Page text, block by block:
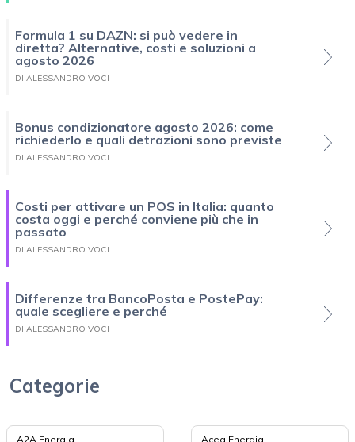
Formula 1 su DAZN: si può vedere in
diretta? Alternative, costi e soluzioni a
agosto 2026
DI ALESSANDRO VOCI
Bonus condizionatore agosto 2026: come
richiederlo e quali detrazioni sono previste
DI ALESSANDRO VOCI
Costi per attivare un POS in Italia: quanto
costa oggi e perché conviene più che in
passato
DI ALESSANDRO VOCI
Differenze tra BancoPosta e PostePay:
quale scegliere e perché
DI ALESSANDRO VOCI
Categorie
A2A Energia Acea Energia